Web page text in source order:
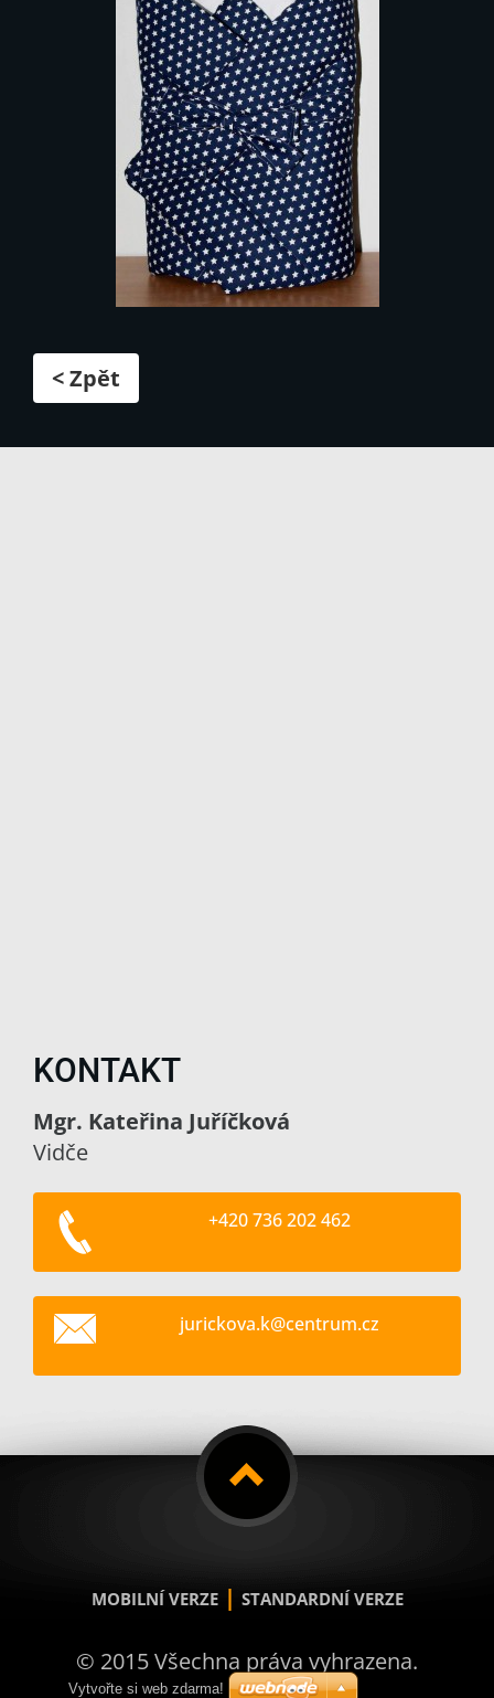
< Zpět
KONTAKT
Mgr. Kateřina Juříčková
Vidče
+420 736 202 462
jurickova.k@centrum.cz
MOBILNÍ VERZE | STANDARDNÍ VERZE
© 2015 Všechna práva vyhrazena.
Vytvořte si web zdarma!